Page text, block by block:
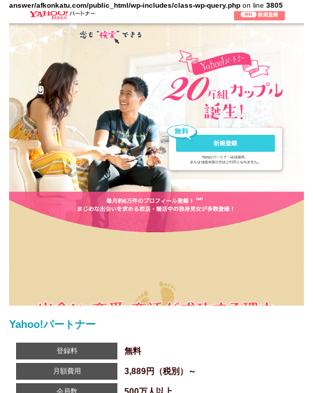
answer/afkonkatu.com/public_html/wp-includes/class-wp-query.php on line3805
Yahoo!パートナー
登録料 無料
月額費用 3,889円（税別）～
会員数